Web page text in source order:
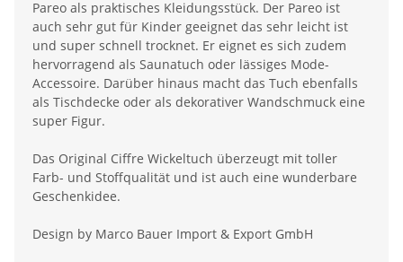
Pareo als praktisches Kleidungsstück. Der Pareo ist
auch sehr gut für Kinder geeignet das sehr leicht ist
und super schnell trocknet. Er eignet es sich zudem
hervorragend als Saunatuch oder lässiges Mode-
Accessoire. Darüber hinaus macht das Tuch ebenfalls
als Tischdecke oder als dekorativer Wandschmuck eine
super Figur.
Das Original Ciffre Wickeltuch überzeugt mit toller
Farb- und Stoffqualität und ist auch eine wunderbare
Geschenkidee.
Design by Marco Bauer Import & Export GmbH